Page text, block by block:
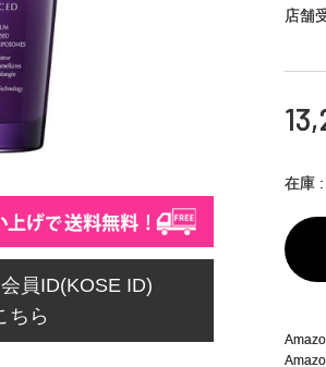
員ID(KOSE ID)
ちら
店舗
在庫